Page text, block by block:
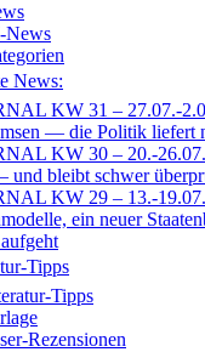
News
News:
KW 31 – 27.07.-
— die Politik liefert
KW 30 – 20.-
bleibt schwer
KW 29 – 13.-
ein neuer
Tipps
Tipps
Rezensionen